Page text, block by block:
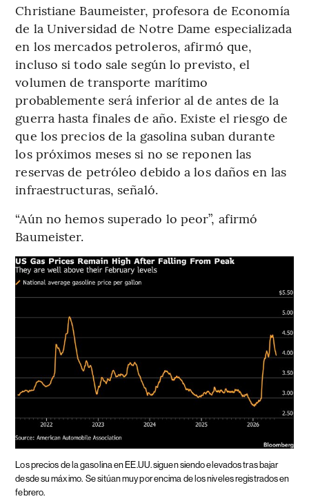
Christiane Baumeister, profesora de Economía
de la Universidad de Notre Dame especializada
en los mercados petroleros, afirmó que,
incluso si todo sale según lo previsto, el
volumen de transporte marítimo
probablemente será inferior al de antes de la
guerra hasta finales de año. Existe el riesgo de
que los precios de la gasolina suban durante
los próximos meses si no se reponen las
reservas de petróleo debido a los daños en las
infraestructuras, señaló.
“Aún no hemos superado lo peor”, afirmó
Baumeister.
Los precios de la gasolina en EE.UU. siguen siendo elevados tras bajar
desde su máximo. Se sitúan muy por encima de los niveles registrados en
febrero.